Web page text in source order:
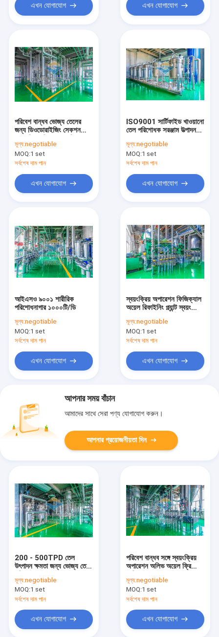
এখন যোগাযোগ এখন যোগাযোগ
পরিবেশ বান্ধব ভোজ্য তেলের
জন্য ডিওডোরাইজিং সেকশন
মূল্য:negotiable
MOQ:1 set
সর্বশেষ দাম পান
এখন যোগাযোগ
ISO9001 সার্টিফাইড খাওয়ানো
তেল পরিশোধক সরঞ্জাম উত্পাদন
মূল্য:negotiable
MOQ:1 set
সর্বশেষ দাম পান
এখন যোগাযোগ
আইএসও ৯০০১ শারীরিক
পরিশোধনাগার ১০০০টি/ডি
মূল্য:negotiable
MOQ:1 set
সর্বশেষ দাম পান
এখন যোগাযোগ
স্বয়ংক্রিয় অপারেশন ফিজিক্যাল
অয়েল রিফাইনিং প্ল্যান্ট স্বয়ংক্রিয়
মূল্য:negotiable
MOQ:1 set
সর্বশেষ দাম পান
এখন যোগাযোগ
আপনার সময় বাঁচান
আমাদের সাথে সেরা পণ্য যোগাযোগ করুন।
আপনার প্রয়োজনীয়তা দিন
200 - 500TPD তেল
উৎপাদন ক্ষমতা জন্য ভোজ্য তেল
মূল্য:negotiable
MOQ:1 set
সর্বশেষ দাম পান
এখন যোগাযোগ
পরিবেশ বান্ধব সঙ্গে স্বয়ংক্রিয়
অপারেশন অলিভ অয়েল ফ্রিজিং
মূল্য:negotiable
MOQ:1 set
সর্বশেষ দাম পান
এখন যোগাযোগ